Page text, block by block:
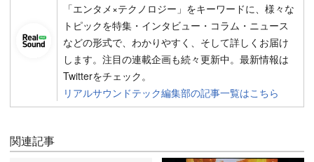
「エンタメ×テクノロジー」をキーワードに、様々な
トピックを特集・インタビュー・コラム・ニュース
などの形式で、わかりやすく、そして詳しくお届け
します。注目の連載企画も続々更新中。最新情報は
Twitterをチェック。
リアルサウンドテック編集部の記事一覧はこちら
関連記事